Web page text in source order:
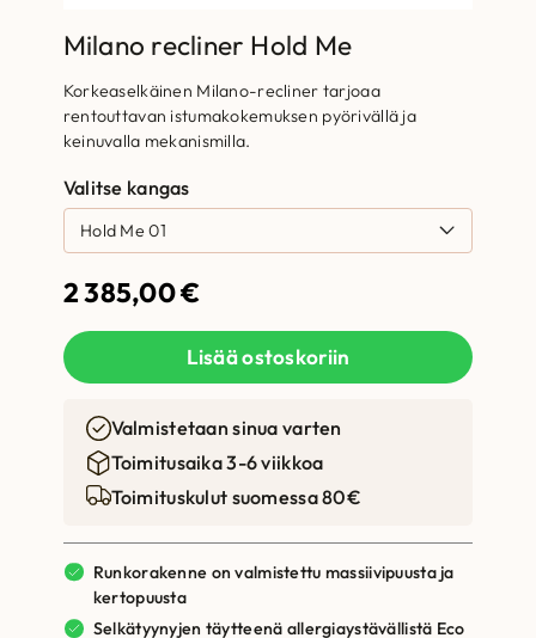
Milano recliner Hold Me
Korkeaselkäinen Milano-recliner tarjoaa
rentouttavan istumakokemuksen pyörivällä ja
keinuvalla mekanismilla.
Valitse kangas
2 385,00€
Lisää ostoskoriin
Valmistetaan sinua varten
Toimitusaika 3-6 viikkoa
Toimituskulut suomessa 80€
Runkorakenne on valmistettu massiivipuusta ja
kertopuusta
Selkätyynyjen täytteenä allergiaystävällistä Eco